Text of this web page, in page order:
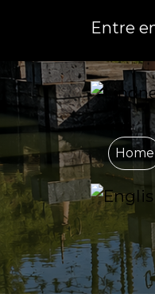
Entre
Home